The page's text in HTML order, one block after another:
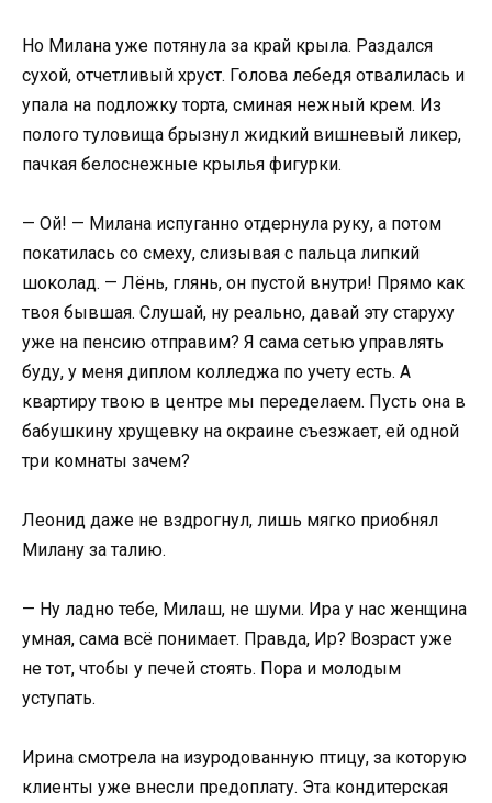
Но Милана уже потянула за край крыла. Раздался
сухой, отчетливый хруст. Голова лебедя отвалилась и
упала на подложку торта, сминая нежный крем. Из
полого туловища брызнул жидкий вишневый ликер,
пачкая белоснежные крылья фигурки.
— Ой! — Милана испуганно отдернула руку, а потом
покатилась со смеху, слизывая с пальца липкий
шоколад. — Лёнь, глянь, он пустой внутри! Прямо как
твоя бывшая. Слушай, ну реально, давай эту старуху
уже на пенсию отправим? Я сама сетью управлять
буду, у меня диплом колледжа по учету есть. А
квартиру твою в центре мы переделаем. Пусть она в
бабушкину хрущевку на окраине съезжает, ей одной
три комнаты зачем?
Леонид даже не вздрогнул, лишь мягко приобнял
Милану за талию.
— Ну ладно тебе, Милаш, не шуми. Ира у нас женщина
умная, сама всё понимает. Правда, Ир? Возраст уже
не тот, чтобы у печей стоять. Пора и молодым
уступать.
Ирина смотрела на изуродованную птицу, за которую
клиенты уже внесли предоплату. Эта кондитерская